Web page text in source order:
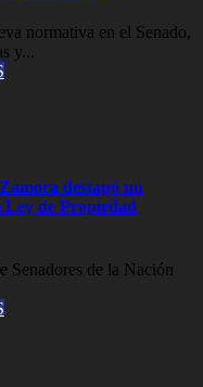
normativa en el Senado,
y...
destapó un
de Propiedad
Senadores de la Nación